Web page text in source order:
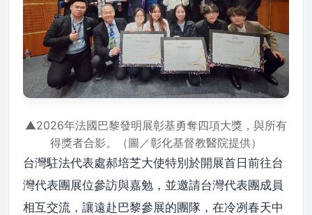
▲2026年法國巴黎發明展彰基勇奪四項大獎，與所有
得獎者合影。（圖／彰化基督教醫院提供）
台灣駐法代表處郝培芝大使特別於開展首日前往台
灣代表團展位參訪與嘉勉，並邀請台灣代表團成員
相互交流，讓遠赴巴黎參展的團隊，在冷冽春天中